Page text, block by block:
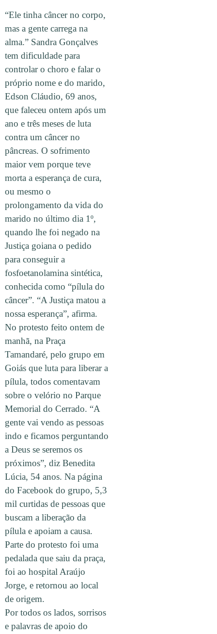
“Ele tinha câncer no corpo,
mas a gente carrega na
alma.” Sandra Gonçalves
tem dificuldade para
controlar o choro e falar o
próprio nome e do marido,
Edson Cláudio, 69 anos,
que faleceu ontem após um
ano e três meses de luta
contra um câncer no
pâncreas. O sofrimento
maior vem porque teve
morta a esperança de cura,
ou mesmo o
prolongamento da vida do
marido no último dia 1º,
quando lhe foi negado na
Justiça goiana o pedido
para conseguir a
fosfoetanolamina sintética,
conhecida como “pílula do
câncer”. “A Justiça matou a
nossa esperança”, afirma.
No protesto feito ontem de
manhã, na Praça
Tamandaré, pelo grupo em
Goiás que luta para liberar a
pílula, todos comentavam
sobre o velório no Parque
Memorial do Cerrado. “A
gente vai vendo as pessoas
indo e ficamos perguntando
a Deus se seremos os
próximos”, diz Benedita
Lúcia, 54 anos. Na página
do Facebook do grupo, 5,3
mil curtidas de pessoas que
buscam a liberação da
pílula e apoiam a causa.
Parte do protesto foi uma
pedalada que saiu da praça,
foi ao hospital Araújo
Jorge, e retornou ao local
de origem.
Por todos os lados, sorrisos
e palavras de apoio do